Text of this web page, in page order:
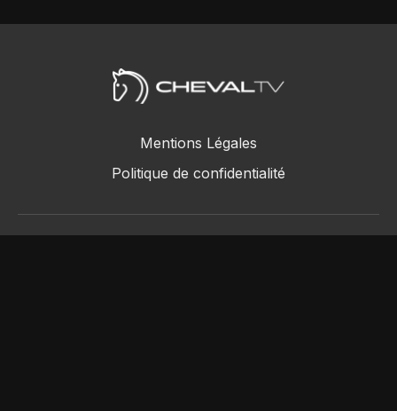
Mentions Légales
Politique de confidentialité